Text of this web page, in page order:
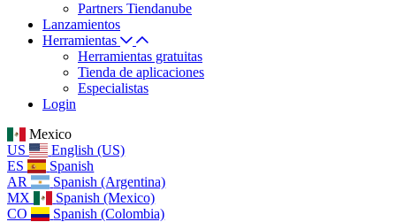
Partners Tiendanube
Lanzamientos
Herramientas
Herramientas gratuitas
Tienda de aplicaciones
Especialistas
Login
Mexico
US
English (US)
ES
Spanish
AR
Spanish (Argentina)
MX
Spanish (Mexico)
CO
Spanish (Colombia)